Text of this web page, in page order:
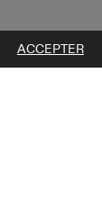
ACCEPTER